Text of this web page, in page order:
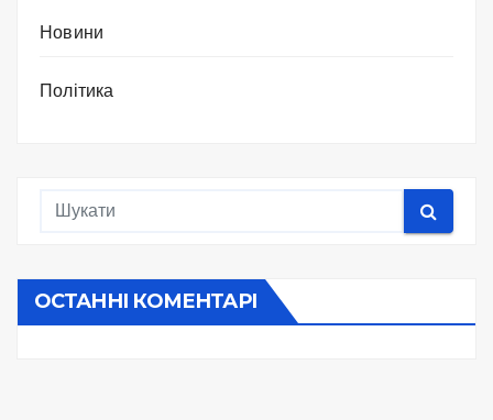
Новини
Політика
ОСТАННІ КОМЕНТАРІ